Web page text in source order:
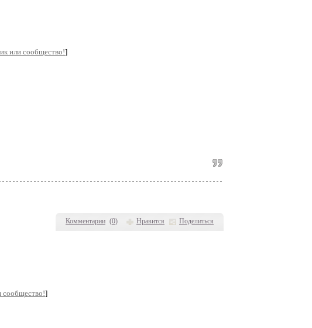
Комментарии (0) Нравится Поделиться
или сообщество!]
сообщество!]